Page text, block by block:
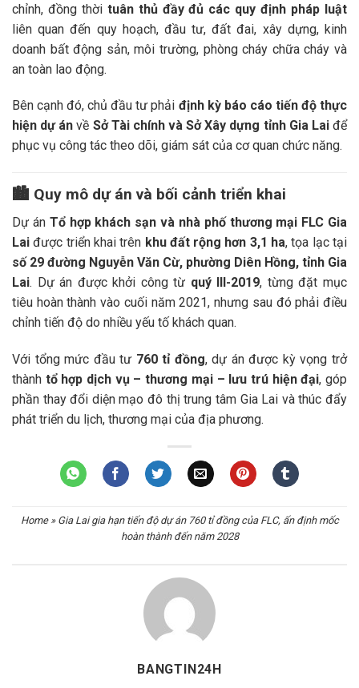
chỉnh, đồng thời tuân thủ đầy đủ các quy định pháp luật
liên quan đến quy hoạch, đầu tư, đất đai, xây dựng, kinh
doanh bất động sản, môi trường, phòng cháy chữa cháy và
an toàn lao động.
Bên cạnh đó, chủ đầu tư phải định kỳ báo cáo tiến độ thực
hiện dự án về Sở Tài chính và Sở Xây dựng tỉnh Gia Laiđể
phục vụ công tác theo dõi, giám sát của cơ quan chức năng.
🏙️ Quy mô dự án và bối cảnh triển khai
Dự án Tổ hợp khách sạn và nhà phố thương mại FLC Gia
Lai được triển khai trên khu đất rộng hơn 3,1 ha, tọa lạc tại
số 29 đường Nguyễn Văn Cừ, phường Diên Hồng, tỉnh Gia
Lai. Dự án được khởi công từ quý III-2019, từng đặt mục
tiêu hoàn thành vào cuối năm 2021, nhưng sau đó phải điều
chỉnh tiến độ do nhiều yếu tố khách quan.
Với tổng mức đầu tư 760 tỉ đồng, dự án được kỳ vọng trở
thành tổ hợp dịch vụ – thương mại – lưu trú hiện đại, góp
phần thay đổi diện mạo đô thị trung tâm Gia Lai và thúc đẩy
phát triển du lịch, thương mại của địa phương.
Home» Gia Lai gia hạn tiến độ dự án 760 tỉ đồng của FLC, ấn định mốc
hoàn thành đến năm 2028
BANGTIN24H